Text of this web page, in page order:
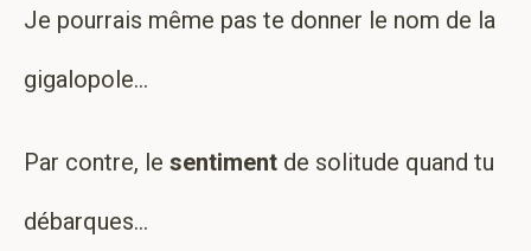
Je pourrais même pas te donner le nom de la
gigalopole…
Par contre, le sentiment de solitude quand tu
débarques…